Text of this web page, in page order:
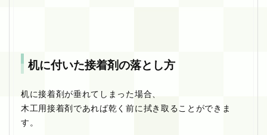
机に付いた接着剤の落とし方
机に接着剤が垂れてしまった場合、
木工用接着剤であれば乾く前に拭き取ることができま
す。